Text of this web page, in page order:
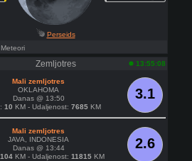
Perseids
Zemljotres 13:55:08
3.1
Mali zemljotres
OKLAHOMA
Danas @ 13:50
10 KM - Udaljenost: 7685KM
2.6
Mali zemljotres
JAVA, INDONESIA
Danas @ 13:44
104 KM - Udaljenost: 11815 KM